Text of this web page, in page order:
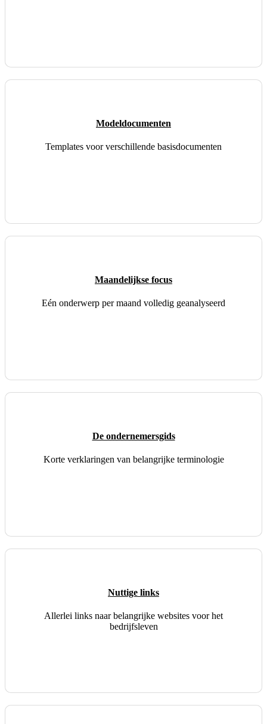
Modeldocumenten
Templates voor verschillende basisdocumenten
Maandelijkse focus
Eén onderwerp per maand volledig geanalyseerd
De ondernemersgids
Korte verklaringen van belangrijke terminologie
Nuttige links
Allerlei links naar belangrijke websites voor het
bedrijfsleven